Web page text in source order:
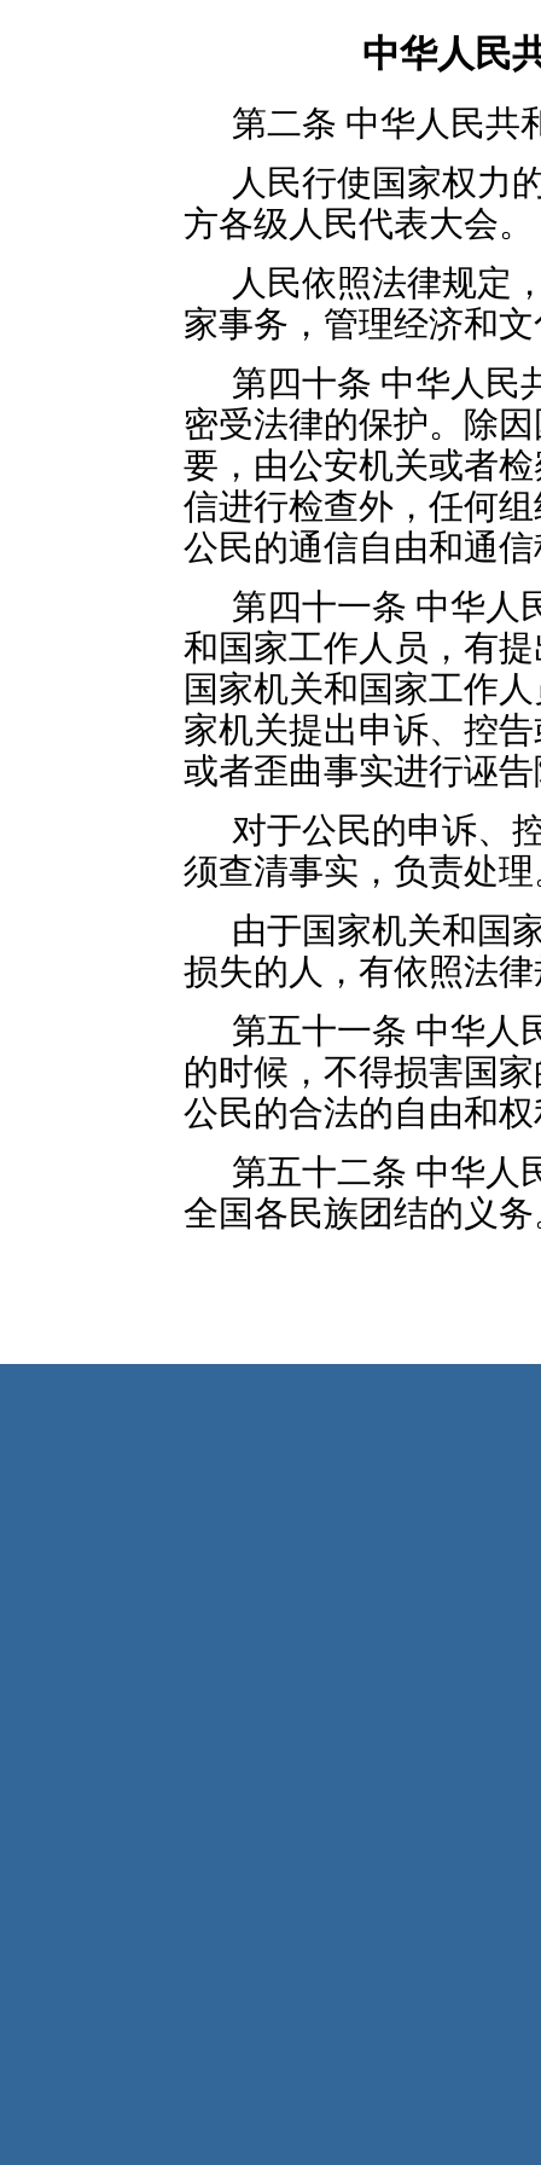
中华人民
第二条 中华人民共
人民行使国家权力
方各级人民代表大会。
人民依照法律规定
家事务，管理经济和
第四十条 中华人民
密受法律的保护。除
要，由公安机关或者
信进行检查外，任何
公民的通信自由和通
第四十一条 中华人
和国家工作人员，有
国家机关和国家工作
家机关提出申诉、控
或者歪曲事实进行诬
对于公民的申诉、
须查清事实，负责处
由于国家机关和国
损失的人，有依照法
第五十一条 中华人
的时候，不得损害国
公民的合法的自由和
第五十二条 中华人
全国各民族团结的义